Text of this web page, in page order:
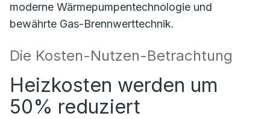
moderne Wärmepumpentechnologie und
bewährte Gas-Brennwerttechnik.
Die Kosten-Nutzen-Betrachtung
Heizkosten werden um
50% reduziert